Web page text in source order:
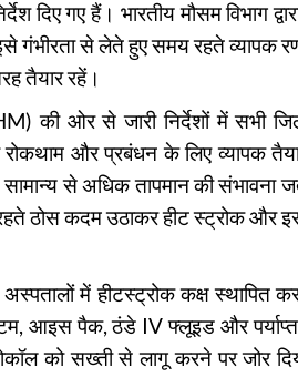
दिए गए हैं। भारतीय मौसम विभाग
गंभीरता से लेते हुए समय रहते व्यापक
तैयार रहें।
की ओर से जारी निर्देशों में सभी
रोकथाम और प्रबंधन के लिए व्यापक
सामान्य से अधिक तापमान की
ठोस कदम उठाकर हीट स्ट्रोक और
में हीटस्ट्रोक कक्ष स्थापित
आइस पैक, ठंडे IV फ्लूइड और पर्याप्त
को सख्ती से लागू करने पर जोर